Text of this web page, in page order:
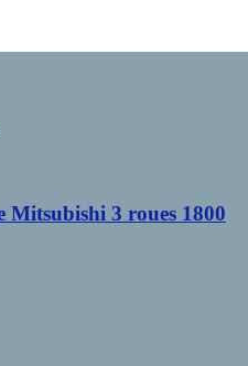
Mitsubishi 3 roues 1800